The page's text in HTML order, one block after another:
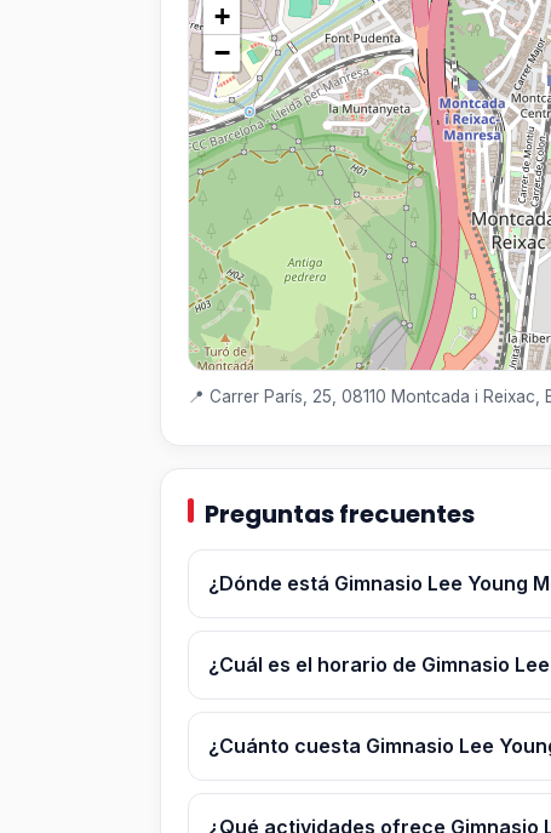
+
−
📍 Carrer París, 25, 08110 Montcada i Reixac,
Preguntas frecuentes
¿Dónde está Gimnasio Lee Young
¿Cuál es el horario de Gimnasio
¿Cuánto cuesta Gimnasio Lee
¿Qué actividades ofrece Gimnasio